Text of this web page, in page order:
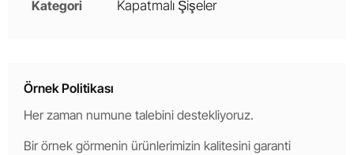
Kategori
Kapatmalı Şişeler
Örnek Politikası
Her zaman numune talebini destekliyoruz.
Bir örnek görmenin ürünlerimizin kalitesini garanti